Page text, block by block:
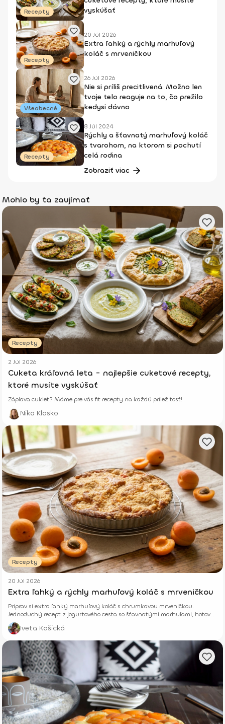
Recepty
vyskúšať
Recepty
20 Júl 2026
Extra ľahký a rýchly marhuľový
koláč s mrveničkou
Všeobecné
26 Júl 2026
Nie si príliš precitlivená. Možno len
tvoje telo reaguje na to, čo prežilo
kedysi dávno
Recepty
8 Júl 2024
Rýchly a šťavnatý marhuľový koláč
s tvarohom, na ktorom si pochutí
celá rodina
Zobraziť viac
Mohlo by ťa zaujímať
Recepty
2 Júl 2026
Cuketa kráľovná leta - najlepšie cuketové recepty,
ktoré musíte vyskúšať
Záplava cukiet? Máme pre vás fit recepty na každú príležitosť!
Nika Klasko
Recepty
20 Júl 2026
Extra ľahký a rýchly marhuľový koláč s mrveničkou
Priprav si extra ľahký marhuľový koláč s chrumkavou mrveničkou.
Jednoduchý recept z jogurtového cesta so šťavnatými marhuľami, hotový
z pár surovín.
Iveta Kašická